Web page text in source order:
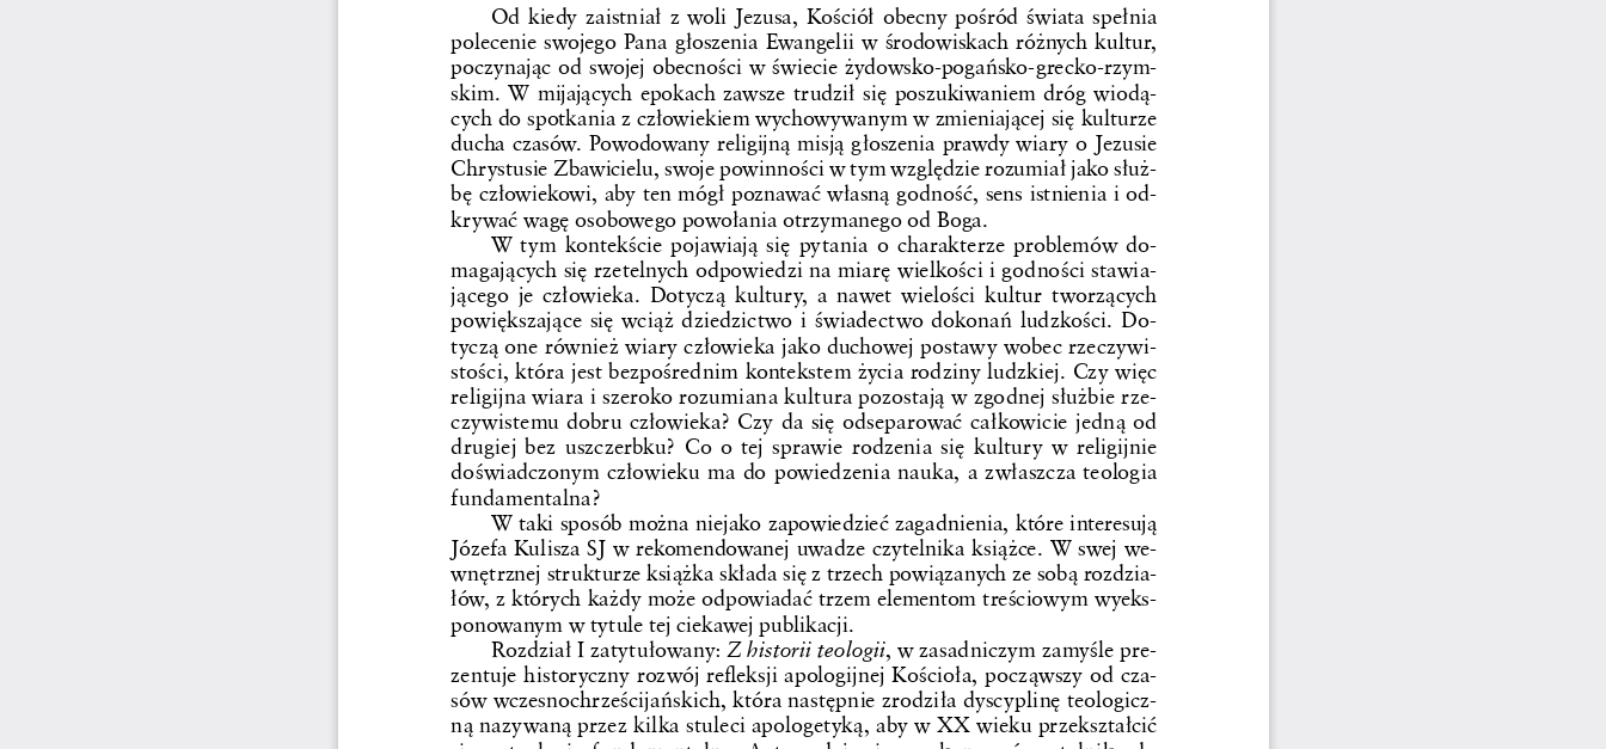
Od kiedy zaistniał z woli Jezusa, Kościół obecny pośród świata spełnia
polecenie swojego Pana głoszenia Ewangelii w środowiskach różnych kultur,
poczynając od swojej obecności w świecie żydowsko-pogańsko-grecko-rzym-
skim. W mijających epokach zawsze trudził się poszukiwaniem dróg wiodą-
cych do spotkania z człowiekiem wychowywanym w zmieniającej się kulturze
ducha czasów. Powodowany religijną misją głoszenia prawdy wiary o Jezusie
Chrystusie Zbawicielu, swoje powinności w tym względzie rozumiał jako służ-
bę człowiekowi, aby ten mógł poznawać własną godność, sens istnienia i od-
krywać wagę osobowego powołania otrzymanego od Boga.
W tym kontekście pojawiają się pytania o charakterze problemów do-
magających się rzetelnych odpowiedzi na miarę wielkości i godności stawia-
jącego je człowieka. Dotyczą kultury, a nawet wielości kultur tworzących
powiększające się wciąż dziedzictwo i świadectwo dokonań ludzkości. Do-
tyczą one również wiary człowieka jako duchowej postawy wobec rzeczywi-
stości, która jest bezpośrednim kontekstem życia rodziny ludzkiej. Czy więc
religijna wiara i szeroko rozumiana kultura pozostają w zgodnej służbie rze-
czywistemu dobru człowieka? Czy da się odseparować całkowicie jedną od
drugiej bez uszczerbku? Co o tej sprawie rodzenia się kultury w religijnie
doświadczonym człowieku ma do powiedzenia nauka, a zwłaszcza teologia
fundamentalna?
W taki sposób można niejako zapowiedzieć zagadnienia, które interesują
Józefa Kulisza SJ w rekomendowanej uwadze czytelnika książce. W swej we-
wnętrznej strukturze książka składa się z trzech powiązanych ze sobą rozdzia-
łów, z których każdy może odpowiadać trzem elementom treściowym wyeks-
ponowanym w tytule tej ciekawej publikacji.
Rozdział I zatytułowany: Z historii teologii, w zasadniczym zamyśle pre-
zentuje historyczny rozwój refleksji apologijnej Kościoła, począwszy od cza-
sów wczesnochrześcijańskich, która następnie zrodziła dyscyplinę teologicz-
ną nazywaną przez kilka stuleci apologetyką, aby w XX wieku przekształcić